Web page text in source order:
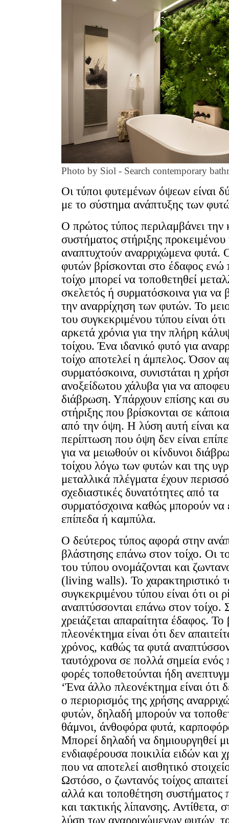
Photo by Siol - Search contemporary
Οι τύποι φυτεμένων όψεων είναι
με το σύστημα ανάπτυξης των
Ο πρώτος τύπος περιλαμβάνει την
συστήματος στήριξης προκειμένου
αναπτυχτούν αναρριχώμενα φυτά.
φυτών βρίσκονται στο έδαφος
τοίχο μπορεί να τοποθετηθεί
σκελετός ή συρματόσκοινα για να
την αναρρίχηση των φυτών. Το
του συγκεκριμένου τύπου είναι ότι
αρκετά χρόνια για την πλήρη
τοίχου. Ένα ιδανικό φυτό για
τοίχο αποτελεί η άμπελος. Όσον
συρματόσκοινα, συνιστάται η
ανοξείδωτου χάλυβα για να
διάβρωση. Υπάρχουν επίσης και
στήριξης που βρίσκονται σε
από την όψη. Η λύση αυτή είναι
περίπτωση που όψη δεν είναι
για να μειωθούν οι κίνδυνοι
τοίχου λόγω των φυτών και της
μεταλλικά πλέγματα έχουν
σχεδιαστικές δυνατότητες από τα
συρματόσχοινα καθώς μπορούν να
επίπεδα ή καμπύλα.
Ο δεύτερος τύπος αφορά στην
βλάστησης επάνω στον τοίχο. Οι
του τύπου ονομάζονται και
(living walls). Το χαρακτηριστικό
συγκεκριμένου τύπου είναι ότι οι
αναπτύσσονται επάνω στον τοίχο.
χρειάζεται απαραίτητα έδαφος. Το
πλεονέκτημα είναι ότι δεν
χρόνος, καθώς τα φυτά
ταυτόχρονα σε πολλά σημεία ενός
φορές τοποθετούνται ήδη
‘Ένα άλλο πλεονέκτημα είναι ότι
ο περιορισμός της χρήσης
φυτών, δηλαδή μπορούν να
θάμνοι, άνθοφόρα φυτά,
Μπορεί δηλαδή να δημιουργηθεί
ενδιαφέρουσα ποικιλία ειδών και
που να αποτελεί αισθητικό
Ωστόσο, ο ζωντανός τοίχος
αλλά και τοποθέτηση συστήματος
και τακτικής λίπανσης. Αντίθετα,
λύση των αναρριχώμενων φυτών,